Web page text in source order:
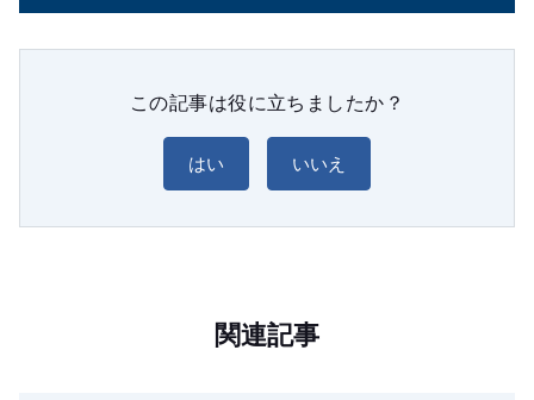
この記事は役に立ちましたか？
はい いいえ
関連記事